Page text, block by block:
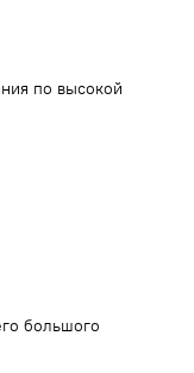
по высокой
большого